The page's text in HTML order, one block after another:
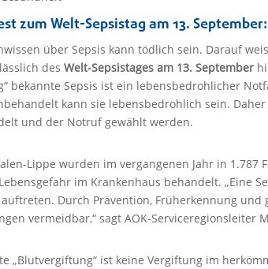
zum Welt-Sepsistag am 13.
über Sepsis kann tödlich sein. Darauf
des Welt-Sepsistages am 13. September
bekannte Sepsis ist ein lebensbedrohlicher
kann sie lebensbedrohlich sein.
und der Notruf gewählt werden.
Lippe wurden im vergangenen Jahr in 1.787
im Krankenhaus behandelt. „Eine
Durch Prävention, Früherkennung und
vermeidbar,“ sagt AOK-Serviceregionsleiter
„Blutvergiftung“ ist keine Vergiftung im